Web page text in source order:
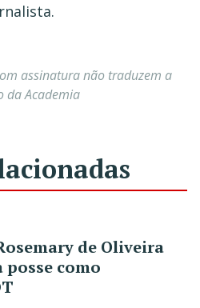
assinatura não traduzem a
da Academia
de Oliveira
como